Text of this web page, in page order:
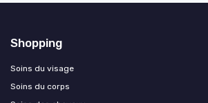
Shopping
Soins du visage
Soins du corps